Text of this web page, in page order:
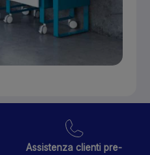
Assistenza clienti pre-